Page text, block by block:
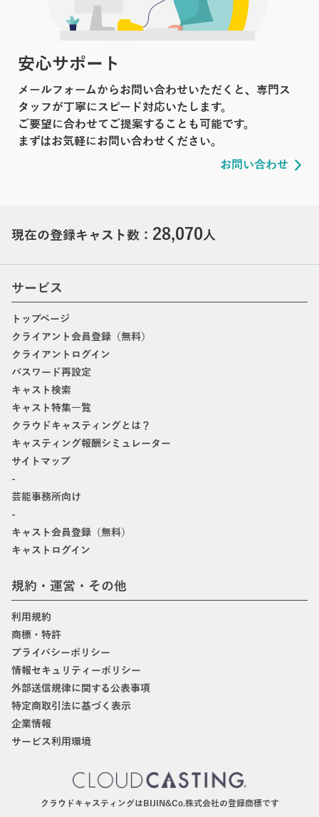
安心サポート
メールフォームからお問い合わせいただくと、専門ス
タッフが丁寧にスピード対応いたします。
ご要望に合わせてご提案することも可能です。
まずはお気軽にお問い合わせください。
お問い合わせ
現在の登録キャスト数： 28,070人
サービス
トップページ
クライアント会員登録（無料）
クライアントログイン
パスワード再設定
キャスト検索
キャスト特集一覧
クラウドキャスティングとは？
キャスティング報酬シミュレーター
サイトマップ
-
芸能事務所向け
-
キャスト会員登録（無料）
キャストログイン
規約・運営・その他
利用規約
商標・特許
プライバシーポリシー
情報セキュリティーポリシー
外部送信規律に関する公表事項
特定商取引法に基づく表示
企業情報
サービス利用環境
クラウドキャスティングはBIJIN&Co.株式会社の登録商標です